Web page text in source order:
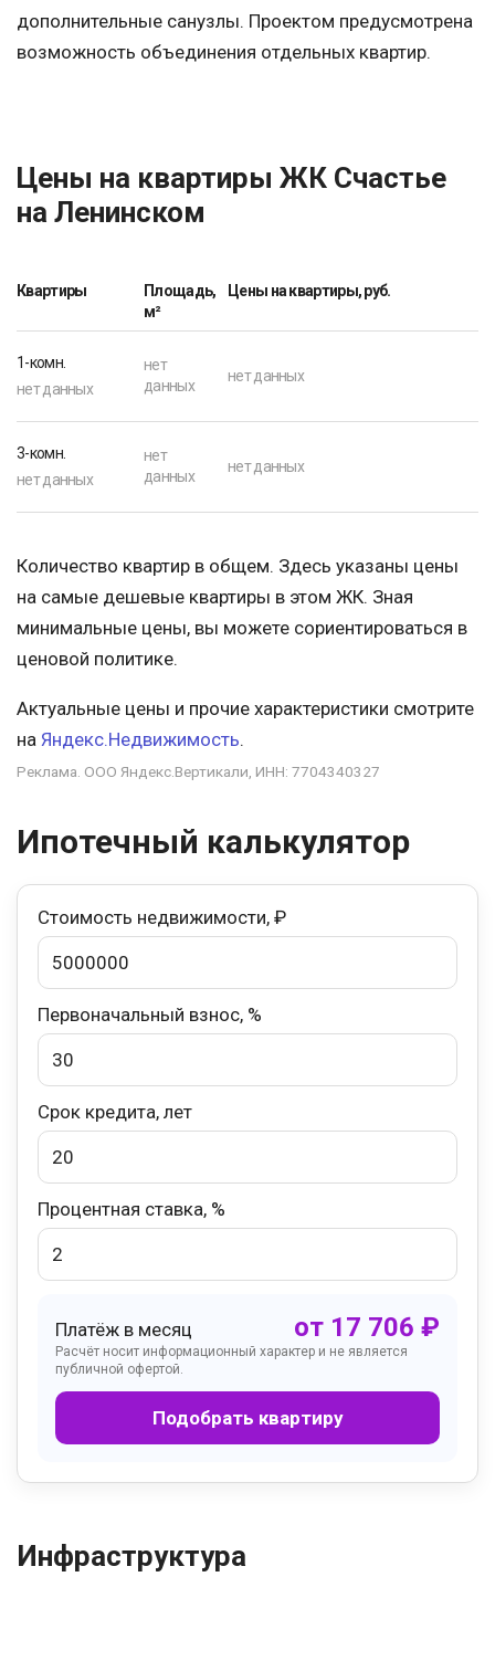
дополнительные санузлы. Проектом предусмотрена
возможность объединения отдельных квартир.
Цены на квартиры ЖК Счастье
на Ленинском
Квартиры
Площадь,
м²
Цены на квартиры, руб.
1-комн.
нет данных
нет
данных
нет данных
3-комн.
нет данных
нет
данных
нет данных
Количество квартир в общем. Здесь указаны цены
на самые дешевые квартиры в этом ЖК. Зная
минимальные цены, вы можете сориентироваться в
ценовой политике.
Актуальные цены и прочие характеристики смотрите
на Яндекс.Недвижимость.
Реклама. ООО Яндекс.Вертикали, ИНН: 7704340327
Ипотечный калькулятор
Стоимость недвижимости, ₽
Первоначальный взнос, %
Срок кредита, лет
Процентная ставка, %
Платёж в месяц от 17 706 ₽
Расчёт носит информационный характер и не является
публичной офертой.
Подобрать квартиру
Инфраструктура